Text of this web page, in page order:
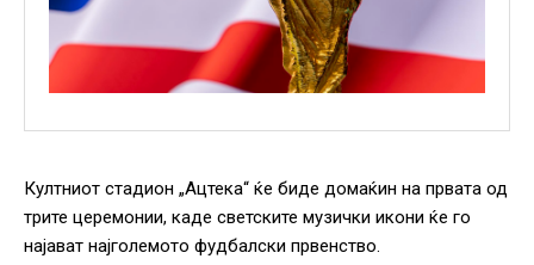
Култниот стадион „Ацтека“ ќе биде домаќин на првата од
трите церемонии, каде светските музички икони ќе го
најават најголемото фудбалски првенство.